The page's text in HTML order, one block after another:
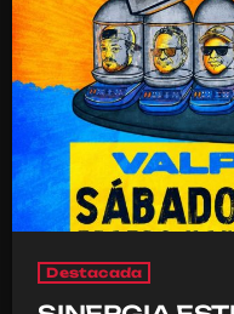
Destacada